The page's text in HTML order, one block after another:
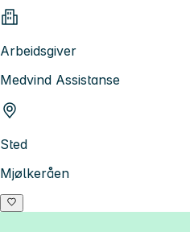
Arbeidsgiver
Medvind Assistanse
Sted
Mjølkeråen